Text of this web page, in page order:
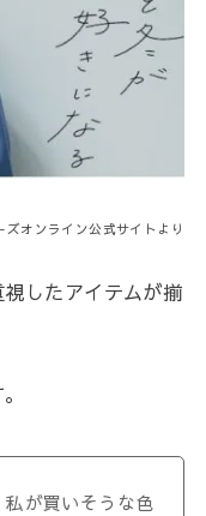
ズオンライン公式サイトより
したアイテムが揃
が買いそうな色